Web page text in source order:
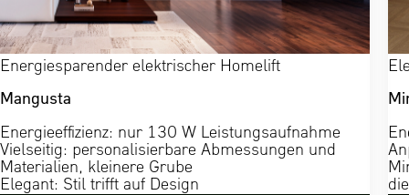
Energiesparender elektrischer Homelift
Mangusta
Energieeffizienz: nur 130 W Leistungsaufnahme
Vielseitig: personalisierbare Abmessungen und
Materialien, kleinere Grube
Elegant: Stil trifft auf Design